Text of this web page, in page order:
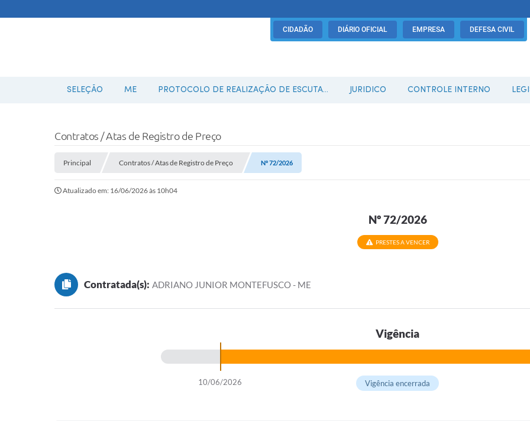
CIDADÃO DIÁRIO OFICIAL EMPRESA DEFESA CIVIL
SELEÇÃO ME PROTOCOLO DE REALIZAÇÃO DE ESCUTA... JURIDICO CONTROLE INTERNO
Contratos / Atas de Registro de Preço
Principal Contratos / Atas de Registro de Preço Nº 72/2026
Atualizado em: 16/06/2026 às 10h04
Nº 72/2026
PRESTES A VENCER
Contratada(s): ADRIANO JUNIOR MONTEFUSCO - ME
Vigência
10/06/2026 Vigência encerrada